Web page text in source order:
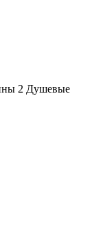
Душевые